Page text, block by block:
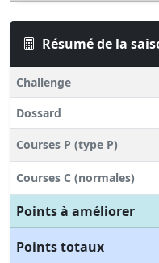
Résumé de la
Challenge
Dossard
Courses P (type P)
Courses C (normales)
Points à améliorer
Points totaux